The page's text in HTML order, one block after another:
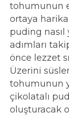
tohumunun
ortaya harika
puding nasıl
adımları
önce lezzet
Üzerini
tohumunun
çikolatalı
oluşturacak